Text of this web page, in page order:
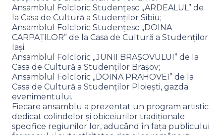
Ansamblul Folcloric Studențesc „ARDEALUL” de
la Casa de Cultură a Studenților Sibiu;
Ansamblul Folcloric Studențesc „DOINA
CARPAȚILOR” de la Casa de Cultură a Studenților
Iași;
Ansamblul Folcloric „JUNII BRAȘOVULUI” de la
Casa de Cultură a Studenților Brașov;
Ansamblul Folcloric „DOINA PRAHOVEI” de la
Casa de Cultură a Studenților Ploiești, gazda
evenimentului.
Fiecare ansamblu a prezentat un program artistic
dedicat colindelor și obiceiurilor tradiționale
specifice regiunilor lor, aducând în fața publicului